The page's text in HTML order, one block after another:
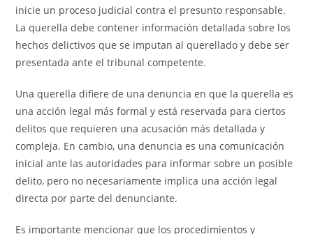
inicie un proceso judicial contra el presunto responsable.
La querella debe contener información detallada sobre los
hechos delictivos que se imputan al querellado y debe ser
presentada ante el tribunal competente.
Una querella difiere de una denuncia en que la querella es
una acción legal más formal y está reservada para ciertos
delitos que requieren una acusación más detallada y
compleja. En cambio, una denuncia es una comunicación
inicial ante las autoridades para informar sobre un posible
delito, pero no necesariamente implica una acción legal
directa por parte del denunciante.
Es importante mencionar que los procedimientos y